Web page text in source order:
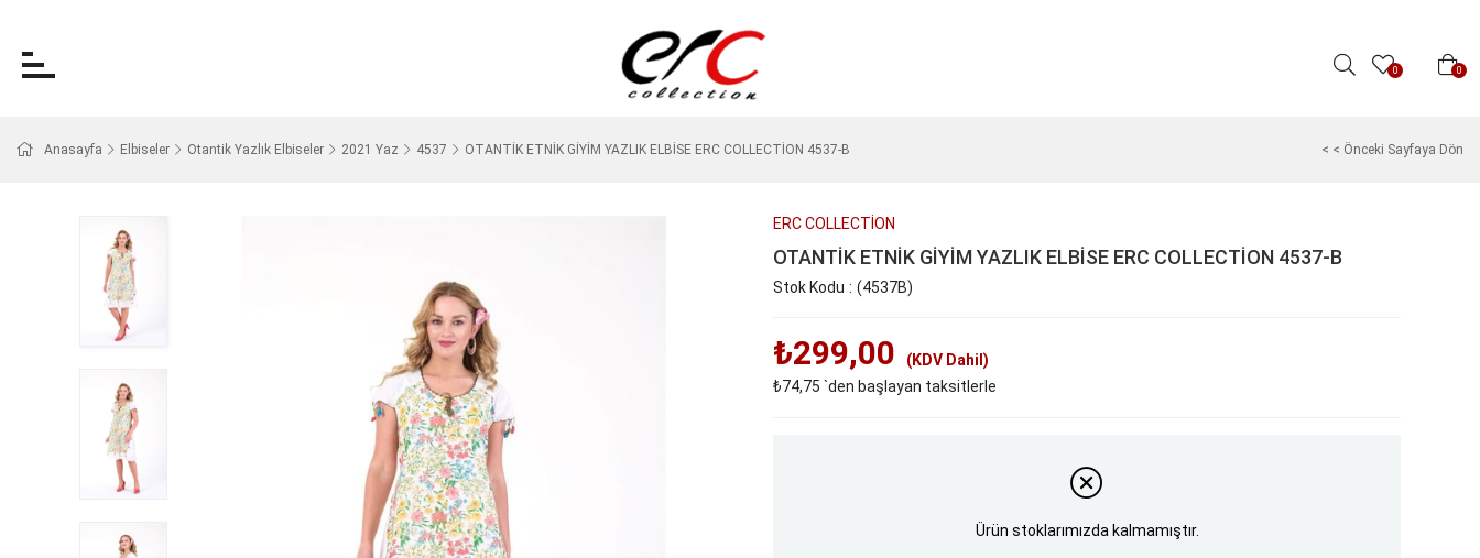
0 0
Anasayfa Elbiseler Otantik Yazlık Elbiseler 2021 Yaz 4537 OTANTİK ETNİK GİYİM YAZLIK ELBİSE ERC COLLECTİON 4537-B < < Önceki Sayfaya Dön
ERC COLLECTİON
OTANTİK ETNİK GİYİM YAZLIK ELBİSE ERC COLLECTİON 4537-B
Stok Kodu (4537B)
₺299,00
(KDV Dahil)
₺74,75 `den başlayan taksitlerle
Ürün stoklarımızda kalmamıştır.